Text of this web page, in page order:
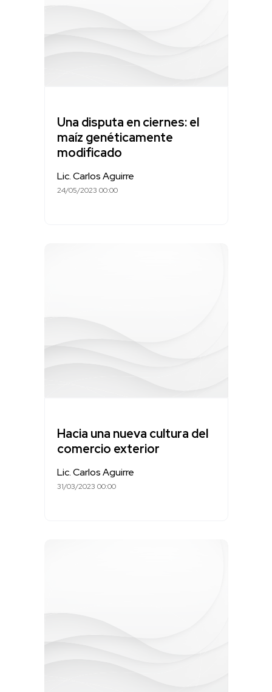
Una disputa en ciernes: el
maíz genéticamente
modificado
Lic. Carlos Aguirre
24/05/2023 00:00
Hacia una nueva cultura del
comercio exterior
Lic. Carlos Aguirre
31/03/2023 00:00